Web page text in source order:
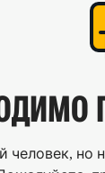
человек,